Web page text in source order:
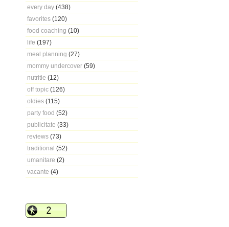
every day (438)
favorites (120)
food coaching (10)
life (197)
meal planning (27)
mommy undercover (59)
nutritie (12)
off topic (126)
oldies (115)
party food (52)
publicitate (33)
reviews (73)
traditional (52)
umanitare (2)
vacante (4)